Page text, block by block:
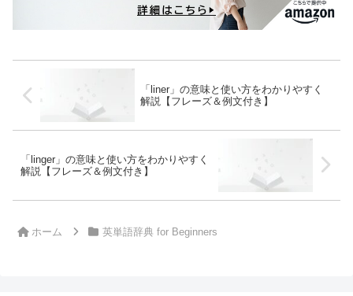
「liner」の意味と使い方をわかりやすく
解説【フレーズ＆例文付き】
「linger」の意味と使い方をわかりやすく
解説【フレーズ＆例文付き】
ホーム 英単語辞典 for Beginners